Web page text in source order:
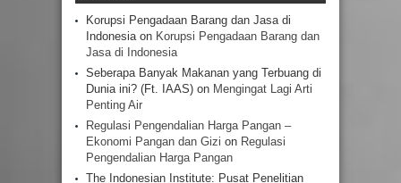
Korupsi Pengadaan Barang dan Jasa di
Indonesia on Korupsi Pengadaan Barang dan
Jasa di Indonesia
Seberapa Banyak Makanan yang Terbuang di
Dunia ini? (Ft. IAAS) on Mengingat Lagi Arti
Penting Air
Regulasi Pengendalian Harga Pangan –
Ekonomi Pangan dan Gizi on Regulasi
Pengendalian Harga Pangan
The Indonesian Institute: Pusat Penelitian